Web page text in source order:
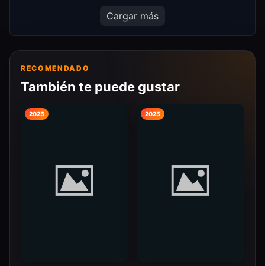
Cargar más
RECOMENDADO
También te puede gustar
2025 2025